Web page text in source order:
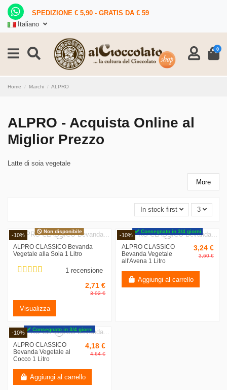
SPEDIZIONE € 5,90 - GRATIS DA € 59
Italiano
0
Home Marchi ALPRO
ALPRO - Acquista Online al
Miglior Prezzo
Latte di soia vegetale
More
In stock first 3
-10%
Non disponibile
ALPRO CLASSICO Bevanda
Vegetale alla Soia 1 Litro
1 recensione
2,71 €
3,02 €
Visualizza
-10%
Consegnato in 3/4 giorni
ALPRO CLASSICO
Bevanda Vegetale
all'Avena 1 Litro
3,24 €
3,60 €
Aggiungi al carrello
-10%
Consegnato in 3/4 giorni
ALPRO CLASSICO
Bevanda Vegetale al
Cocco 1 Litro
4,18 €
4,64 €
Aggiungi al carrello